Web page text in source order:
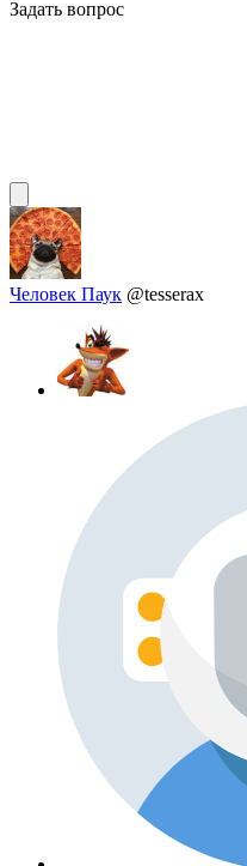
Задать вопрос
Человек Паук @tesserax